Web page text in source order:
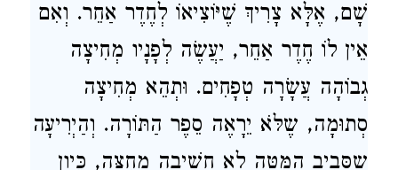
שָׁם, אֶלָּא צָרִיךְ שֶׁיּוֹצִיאוֹ לְחֶדֶר אַחֵר. וְאִם
אֵין לוֹ חֶדֶר אַחֵר, יַעֲשֶׂה לְפָנָיו מְחִיצָה
גְבוֹהָה עֲשָׂרָה טְפָחִים. וּתְהֵא מְחִיצָה
סְתוּמָה, שֶלֹּא יֵרָאֶה סֵפֶר הַתּוֹרָה. וְהַיְרִיעָה